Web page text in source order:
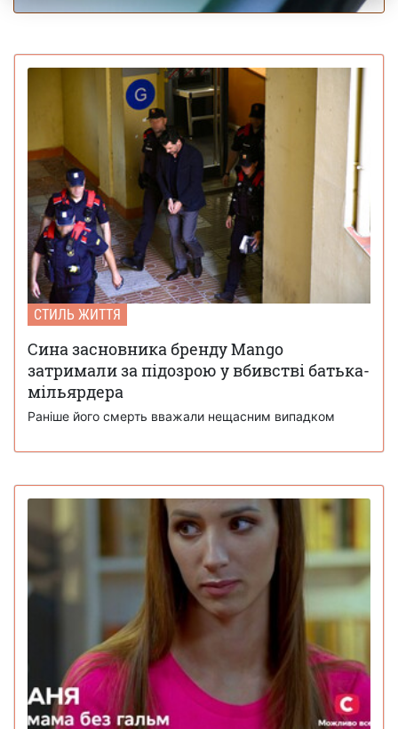
СТИЛЬ ЖИТТЯ
Сина засновника бренду Mango
затримали за підозрою у вбивстві батька-
мільярдера
Раніше його смерть вважали нещасним випадком